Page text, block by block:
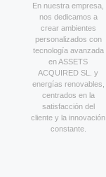
En nuestra empresa,
nos dedicamos a
crear ambientes
personalizados con
tecnología avanzada
en ASSETS
ACQUIRED SL. y
energías renovables,
centrados en la
satisfacción del
cliente y la innovación
constante.